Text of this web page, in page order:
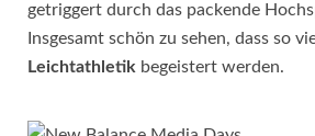
getriggert durch das packende
Insgesamt schön zu sehen, dass so
Leichtathletik begeistert werden.